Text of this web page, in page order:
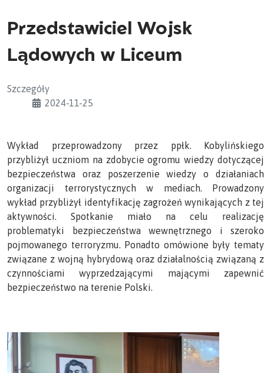
Przedstawiciel Wojsk
Lądowych w Liceum
Szczegóły
2024-11-25
Wykład przeprowadzony przez ppłk. Kobylińskiego
przybliżył uczniom na zdobycie ogromu wiedzy dotyczącej
bezpieczeństwa oraz poszerzenie wiedzy o działaniach
organizacji terrorystycznych w mediach. Prowadzony
wykład przybliżył identyfikację zagrożeń wynikających z tej
aktywności. Spotkanie miało na celu realizację
problematyki bezpieczeństwa wewnętrznego i szeroko
pojmowanego terroryzmu. Ponadto omówione były tematy
związane z wojną hybrydową oraz działalnością związaną z
czynnościami wyprzedzającymi mającymi zapewnić
bezpieczeństwo na terenie Polski.